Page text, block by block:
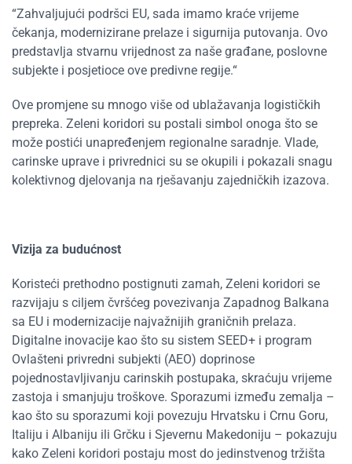
“Zahvaljujući podršci EU, sada imamo kraće vrijeme
čekanja, modernizirane prelaze i sigurnija putovanja. Ovo
predstavlja stvarnu vrijednost za naše građane, poslovne
subjekte i posjetioce ove predivne regije.“
Ove promjene su mnogo više od ublažavanja logističkih
prepreka. Zeleni koridori su postali simbol onoga što se
može postići unapređenjem regionalne saradnje. Vlade,
carinske uprave i privrednici su se okupili i pokazali snagu
kolektivnog djelovanja na rješavanju zajedničkih izazova.
Vizija za budućnost
Koristeći prethodno postignuti zamah, Zeleni koridori se
razvijaju s ciljem čvršćeg povezivanja Zapadnog Balkana
sa EU i modernizacije najvažnijih graničnih prelaza.
Digitalne inovacije kao što su sistem SEED+ i program
Ovlašteni privredni subjekti (AEO) doprinose
pojednostavljivanju carinskih postupaka, skraćuju vrijeme
zastoja i smanjuju troškove. Sporazumi između zemalja –
kao što su sporazumi koji povezuju Hrvatsku i Crnu Goru,
Italiju i Albaniju ili Grčku i Sjevernu Makedoniju – pokazuju
kako Zeleni koridori postaju most do jedinstvenog tržišta